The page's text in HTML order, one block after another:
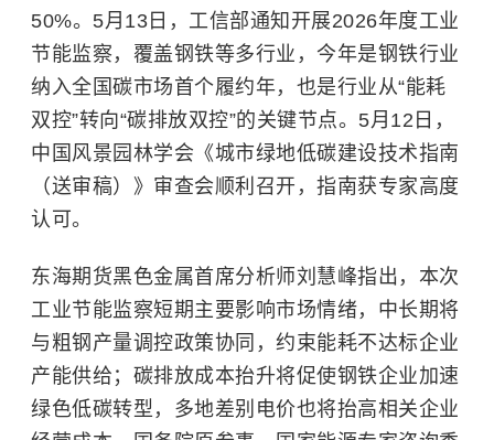
50%。5月13日，工信部通知开展2026年度工业
节能监察，覆盖钢铁等多行业，今年是钢铁行业
纳入全国碳市场首个履约年，也是行业从“能耗
双控”转向“碳排放双控”的关键节点。5月12日，
中国风景园林学会《城市绿地低碳建设技术指南
（送审稿）》审查会顺利召开，指南获专家高度
认可。
东海期货黑色金属首席分析师刘慧峰指出，本次
工业节能监察短期主要影响市场情绪，中长期将
与粗钢产量调控政策协同，约束能耗不达标企业
产能供给；碳排放成本抬升将促使钢铁企业加速
绿色低碳转型，多地差别电价也将抬高相关企业